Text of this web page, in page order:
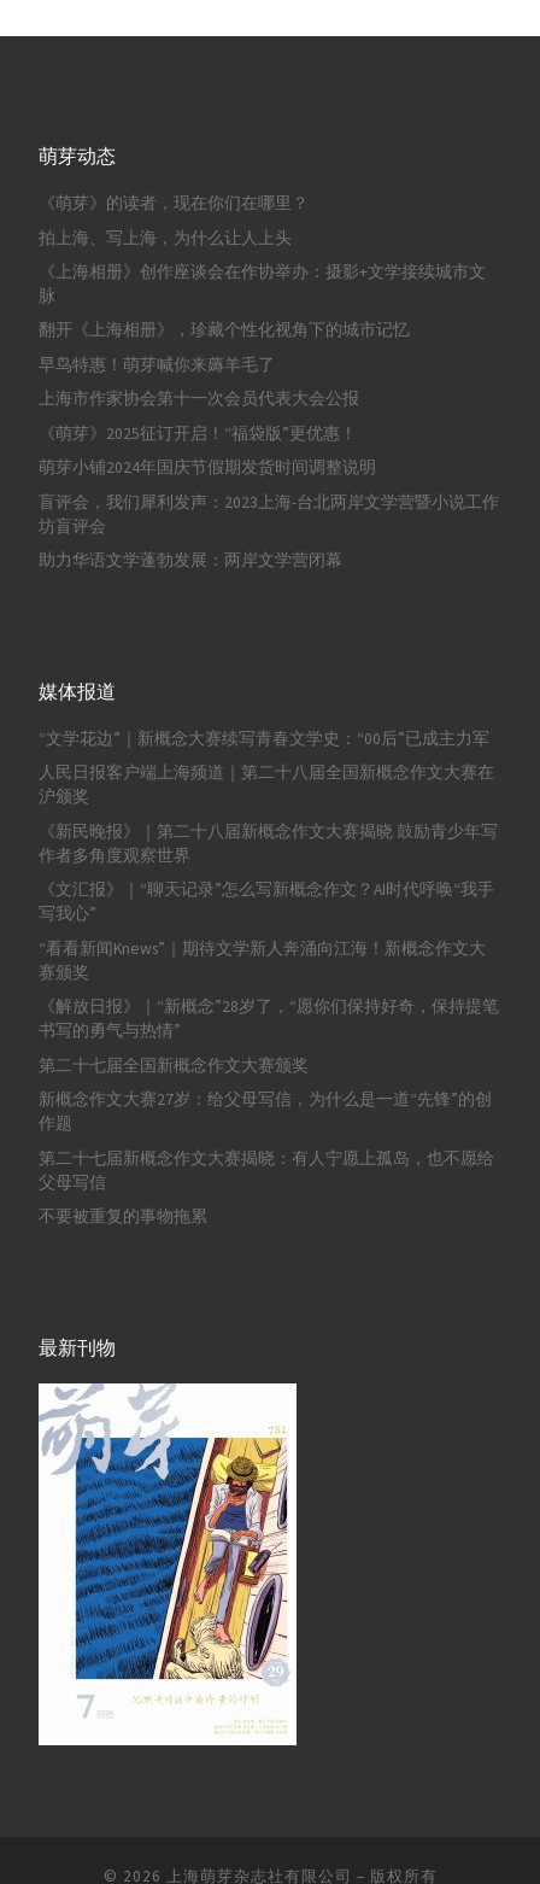
萌芽动态
《萌芽》的读者，现在你们在哪里？
拍上海、写上海，为什么让人上头
《上海相册》创作座谈会在作协举办：摄影+文学接续城市文
脉
翻开《上海相册》，珍藏个性化视角下的城市记忆
早鸟特惠！萌芽喊你来薅羊毛了
上海市作家协会第十一次会员代表大会公报
《萌芽》2025征订开启！“福袋版”更优惠！
萌芽小铺2024年国庆节假期发货时间调整说明
盲评会，我们犀利发声：2023上海-台北两岸文学营暨小说工作
坊盲评会
助力华语文学蓬勃发展：两岸文学营闭幕
媒体报道
“文学花边”｜新概念大赛续写青春文学史：“00后”已成主力军
人民日报客户端上海频道｜第二十八届全国新概念作文大赛在
沪颁奖
《新民晚报》｜第二十八届新概念作文大赛揭晓 鼓励青少年写
作者多角度观察世界
《文汇报》｜“聊天记录”怎么写新概念作文？AI时代呼唤“我手
写我心”
“看看新闻Knews”｜期待文学新人奔涌向江海！新概念作文大
赛颁奖
《解放日报》｜“新概念”28岁了，“愿你们保持好奇，保持提笔
书写的勇气与热情”
第二十七届全国新概念作文大赛颁奖
新概念作文大赛27岁：给父母写信，为什么是一道“先锋”的创
作题
第二十七届新概念作文大赛揭晓：有人宁愿上孤岛，也不愿给
父母写信
不要被重复的事物拖累
最新刊物
© 2026 上海萌芽杂志社有限公司 – 版权所有